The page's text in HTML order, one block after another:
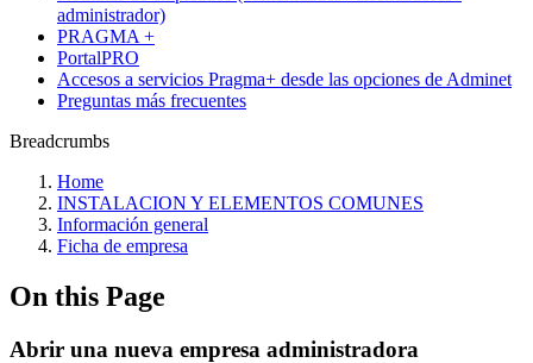
administrador)
PRAGMA +
PortalPRO
Accesos a servicios Pragma+ desde las opciones de Adminet
Preguntas más frecuentes
Breadcrumbs
Home
INSTALACION Y ELEMENTOS COMUNES
Información general
Ficha de empresa
On this Page
Abrir una nueva empresa administradora